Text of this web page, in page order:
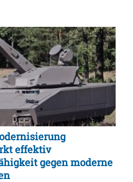
effektiv
gegen moderne